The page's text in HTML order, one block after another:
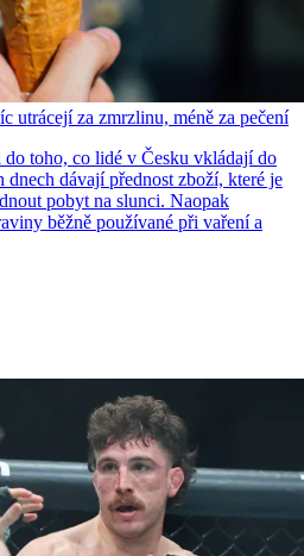
utrácejí za zmrzlinu, méně za pečení
toho, co lidé v Česku vkládají do
dávají přednost zboží, které je
pobyt na slunci. Naopak
běžně používané při vaření a